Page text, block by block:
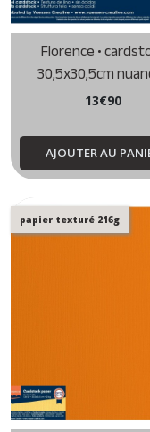
Florence •
30,5x30,5cm
d'orange
13€90
AJOUTER AU
papier texturé 216g